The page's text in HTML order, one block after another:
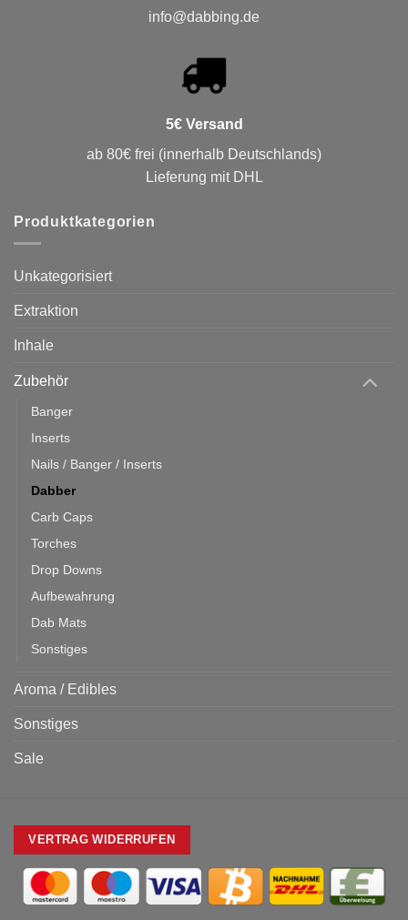
info@dabbing.de
5€ Versand
ab 80€ frei (innerhalb Deutschlands)
Lieferung mit DHL
Produktkategorien
Unkategorisiert
Extraktion
Inhale
Zubehör
Banger
Inserts
Nails / Banger / Inserts
Dabber
Carb Caps
Torches
Drop Downs
Aufbewahrung
Dab Mats
Sonstiges
Aroma / Edibles
Sonstiges
Sale
VERTRAG WIDERRUFEN